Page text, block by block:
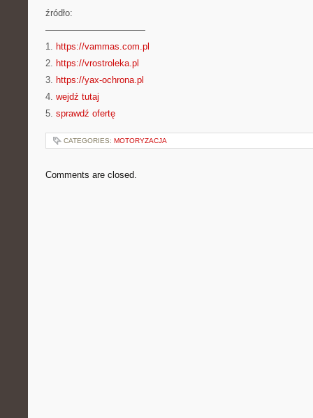
źródło:
———————————
1. https://vammas.com.pl
2. https://vrostroleka.pl
3. https://yax-ochrona.pl
4. wejdź tutaj
5. sprawdź ofertę
CATEGORIES: MOTORYZACJA
Comments are closed.